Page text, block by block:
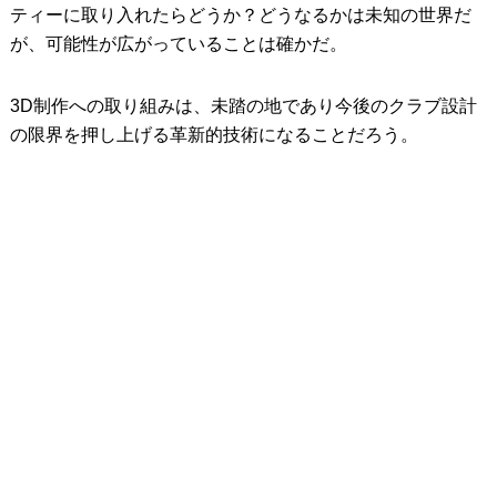
ティーに取り入れたらどうか？どうなるかは未知の世界だ
が、可能性が広がっていることは確かだ。
3D制作への取り組みは、未踏の地であり今後のクラブ設計
の限界を押し上げる革新的技術になることだろう。